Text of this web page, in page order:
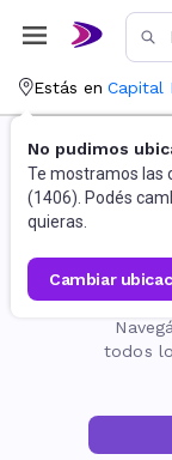
Estás en Capital
No pudimos
Te mostramos las
(1406). Podés
quieras.
cambiar
todos